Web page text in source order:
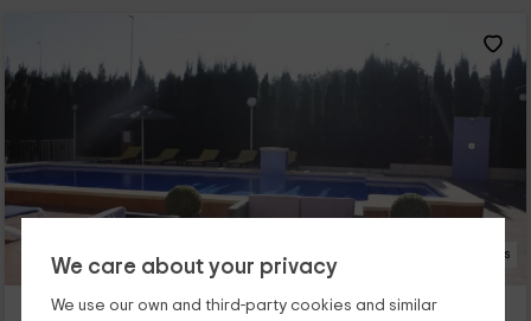
We care about your privacy
We use our own and third-party cookies and similar
28 Photos
La Estancia del Rincón